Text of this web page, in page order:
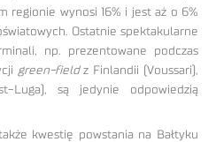
regionie wynosi 16% i jest aż o 6%
Ostatnie spektakularne
np. prezentowane podczas
green-fieldz Finlandii (Voussari),
Luga), są jedynie odpowiedzią
kwestię powstania na Bałtyku